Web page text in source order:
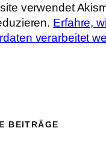
verwendet
Erfahre,
verarbeitet
BEITRÄGE